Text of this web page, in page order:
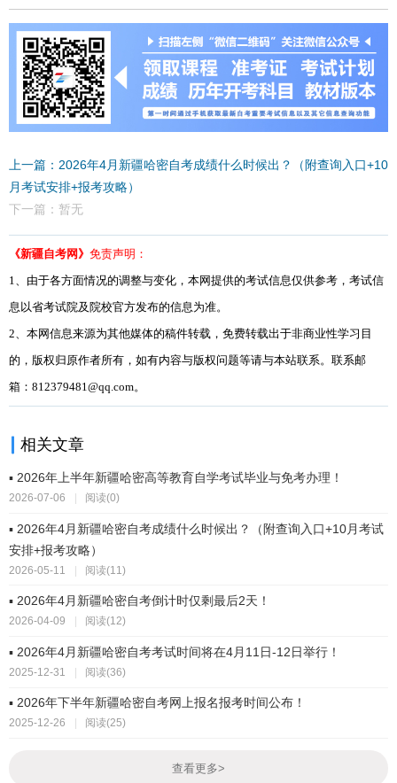
上一篇：2026年4月新疆哈密自考成绩什么时候出？（附查询入口+10
月考试安排+报考攻略）
下一篇：暂无
《新疆自考网》 免责声明：
1、由于各方面情况的调整与变化，本网提供的考试信息仅供参考，考试信
息以省考试院及院校官方发布的信息为准。
2、本网信息来源为其他媒体的稿件转载，免费转载出于非商业性学习目
的，版权归原作者所有，如有内容与版权问题等请与本站联系。联系邮
箱：812379481@qq.com。
相关文章
▪ 2026年上半年新疆哈密高等教育自学考试毕业与免考办理！
2026-07-06 | 阅读(0)
▪ 2026年4月新疆哈密自考成绩什么时候出？（附查询入口+10月考试
安排+报考攻略）
2026-05-11 | 阅读(11)
▪ 2026年4月新疆哈密自考倒计时仅剩最后2天！
2026-04-09 阅读(12)
▪ 2026年4月新疆哈密自考考试时间将在4月11日-12日举行！
2025-12-31 | 阅读(36)
▪ 2026年下半年新疆哈密自考网上报名报考时间公布！
2025-12-26 阅读(25)
查看更多>